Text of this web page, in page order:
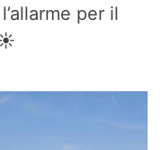
per il